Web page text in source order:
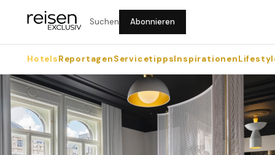
Suchen Abonnieren
HotelsReportagenServicetippsInspirationen